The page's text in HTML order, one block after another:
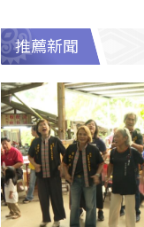
推薦新聞